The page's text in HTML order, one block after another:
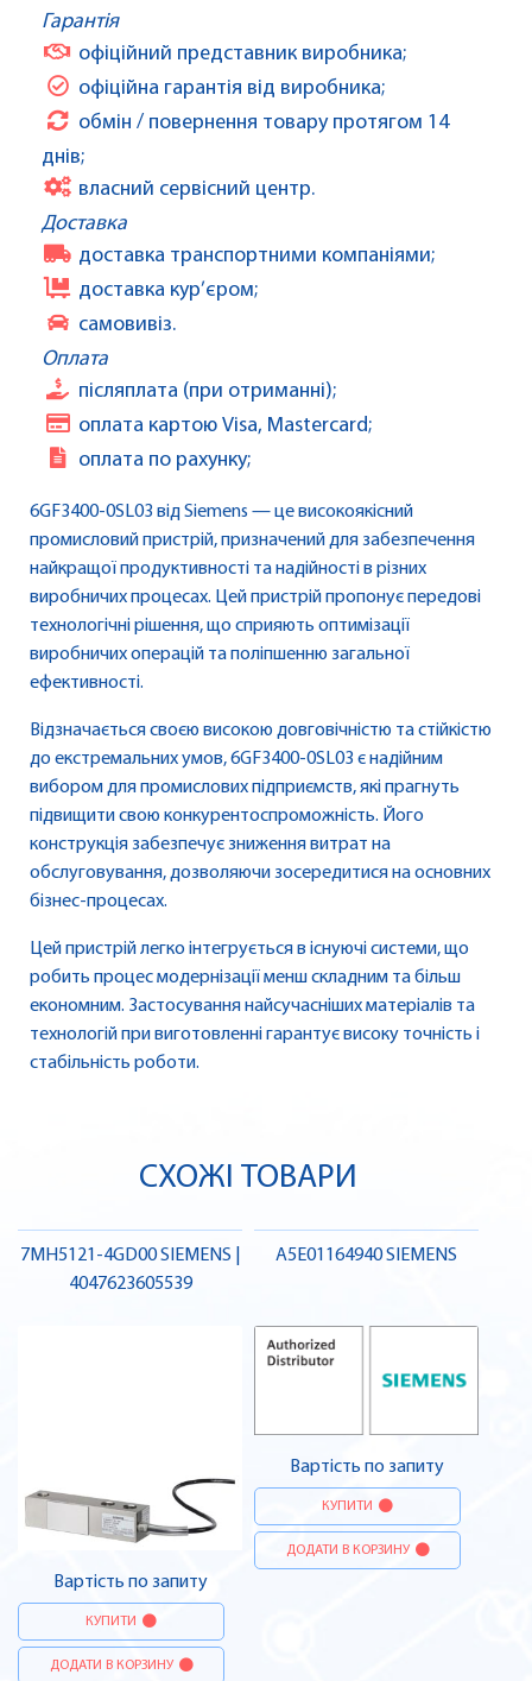
Гарантія
офіційний представник виробника;
офіційна гарантія від виробника;
обмін / повернення товару протягом 14
днів;
власний сервісний центр.
Доставка
доставка транспортними компаніями;
доставка кур’єром;
самовивіз.
Оплата
післяплата (при отриманні);
оплата картою Visa, Mastercard;
оплата по рахунку;
6GF3400-0SL03 від Siemens — це високоякісний
промисловий пристрій, призначений для забезпечення
найкращої продуктивності та надійності в різних
виробничих процесах. Цей пристрій пропонує передові
технологічні рішення, що сприяють оптимізації
виробничих операцій та поліпшенню загальної
ефективності.
Відзначається своєю високою довговічністю та стійкістю
до екстремальних умов, 6GF3400-0SL03 є надійним
вибором для промислових підприємств, які прагнуть
підвищити свою конкурентоспроможність. Його
конструкція забезпечує зниження витрат на
обслуговування, дозволяючи зосередитися на основних
бізнес-процесах.
Цей пристрій легко інтегрується в існуючі системи, що
робить процес модернізації менш складним та більш
економним. Застосування найсучасніших матеріалів та
технологій при виготовленні гарантує високу точність і
стабільність роботи.
СХОЖІ ТОВАРИ
7MH5121-4GD00 SIEMENS |
4047623605539
Вартість по запиту
КУПИТИ
ДОДАТИ В КОРЗИНУ
A5E01164940 SIEMENS
Вартість по запиту
КУПИТИ
ДОДАТИ В КОРЗИНУ